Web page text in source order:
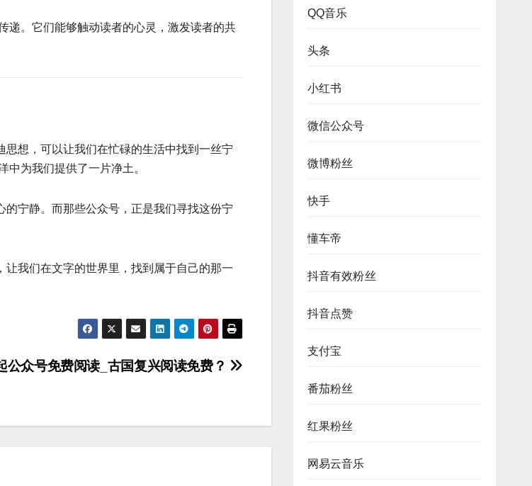
递。它们能够触动读者的心灵，激发读者的共
想，可以让我们在忙碌的生活中找到一丝宁
为我们提供了一片净土。
宁静。而那些公众号，正是我们寻找这份宁
我们在文字的世界里，找到属于自己的那一
公众号免费阅读_古国复兴阅读免费？
QQ音乐
头条
小红书
微信公众号
微博粉丝
快手
懂车帝
抖音有效粉丝
抖音点赞
支付宝
番茄粉丝
红果粉丝
网易云音乐